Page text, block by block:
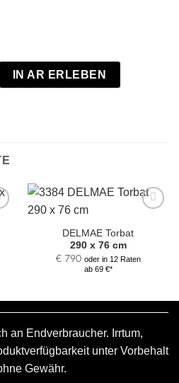
IN AR ERLEBEN
Auswahl
hinzufügen
DELMAE Torbat
290 x 76 cm
€790 oder in 12 Raten
ab 69 €*
an Endverbraucher. Irrtum,
unter Vorbehalt
Gewähr.